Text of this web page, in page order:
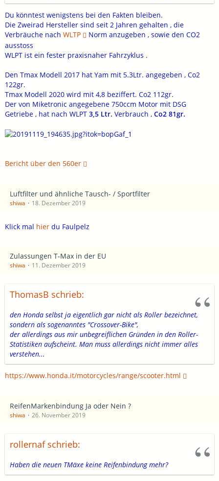
Du könntest wenigstens bei den Fakten bleiben.
Die Zweirad Hersteller sind seit 2 Jahren gehalten , die
Verbräuche nach WLTP
Norm anzugeben , sowie den CO2
ausstoss
WLPT ist ein fester praxisnaher Fahrzyklus .
Den Tmax Modell 2017 hat Yam mit 5.3Ltr. angegeben , Co2
122gr.
Tmax Modell 2020 wird mit 4,8 beziffert. Co2 112gr.
Der von Miketronic angegebene 750ccm Motor mit DSG
Getriebe , hat nach WLPT 3,5 Ltr. Verbrauch , Co2 81gr.
Bericht über den 560er
Luftfilter und ähnliche Tausch- / Sportfilter
shiwa 18. Dezember 2019
Klick mal hier du Faulpelz
Zulassungen T-Max in der EU
shiwa 11. Dezember 2019
ThomasB schrieb:
den Honda selbst ja eigentlich gar nicht als Roller bezeichnet,
sondern als sogenanntes "Crossover-Bike",
der allerdings aus mir unbegreiflichen Gründen in den Roller-
Statistiken aufscheint. Man muss allerdings nicht immer alles
verstehen...
https://www.honda.it/motorcycles/range/scooter.html
ReifenMarkenbindung Ja oder Nein ?
shiwa 26. November 2019
rollernaf schrieb:
Haben die neuen TMäxe keine Reifenbindung mehr?